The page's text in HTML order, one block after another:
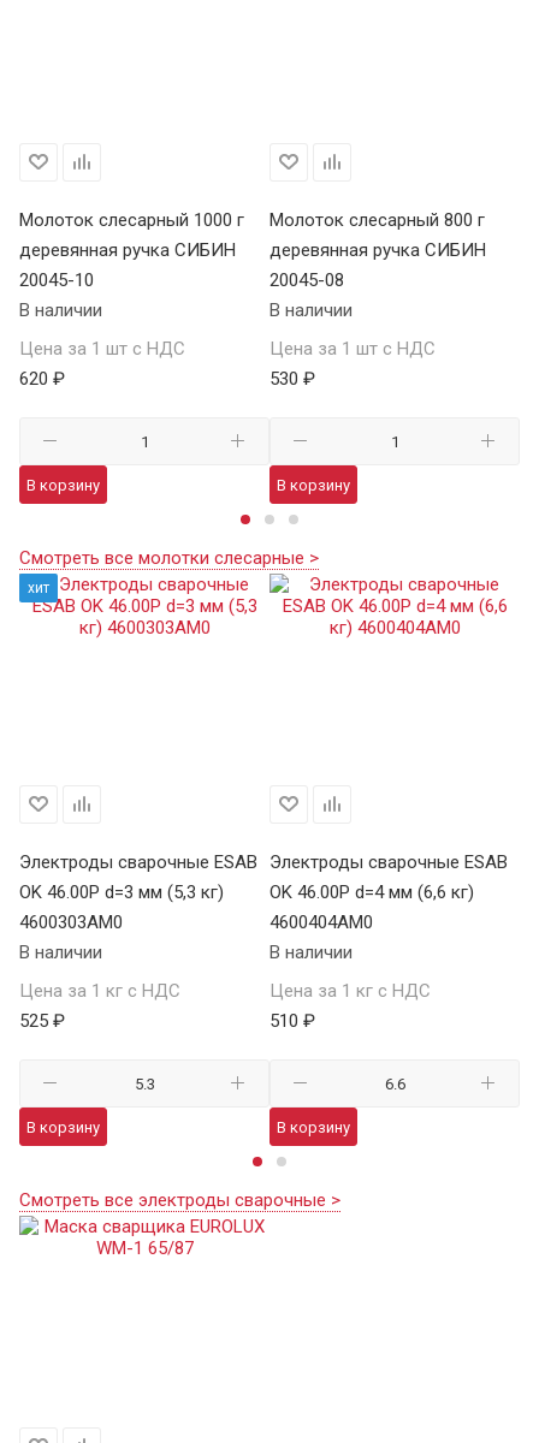
Молоток слесарный 1000 г
деревянная ручка СИБИН
20045-10
В наличии
Цена за 1 шт с НДС
620 ₽
В корзину
Молоток слесарный 800 г
деревянная ручка СИБИН
20045-08
В наличии
Цена за 1 шт с НДС
530 ₽
В корзину
Смотреть все молотки слесарные >
хит
Электроды сварочные ESAB
OK 46.00Р d=3 мм (5,3 кг)
4600303AM0
В наличии
Цена за 1 кг с НДС
525 ₽
В корзину
Электроды сварочные ESAB
OK 46.00Р d=4 мм (6,6 кг)
4600404AM0
В наличии
Цена за 1 кг с НДС
510 ₽
В корзину
Смотреть все электроды сварочные >